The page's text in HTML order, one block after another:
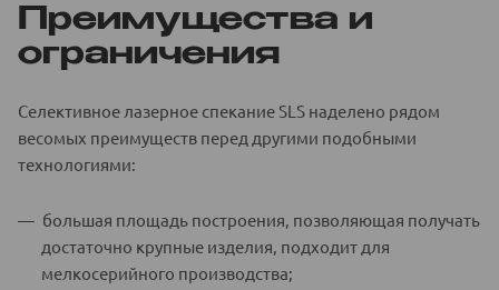
Преимущества и
ограничения
Селективное лазерное спекание SLS наделено рядом
весомых преимуществ перед другими подобными
технологиями:
большая площадь построения, позволяющая получать
достаточно крупные изделия, подходит для
мелкосерийного производства;